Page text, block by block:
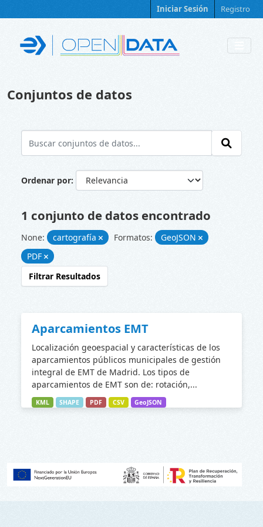
Iniciar Sesión Registro
Conjuntos de datos
Ordenar por
1 conjunto de datos encontrado
None: cartografía Formatos:
GeoJSON
PDF
Filtrar Resultados
Aparcamientos EMT
Localización geoespacial y características de los
aparcamientos públicos municipales de gestión
integral de EMT de Madrid. Los tipos de
aparcamientos de EMT son de: rotación,...
KML SHAPE PDF CSV GeoJSON